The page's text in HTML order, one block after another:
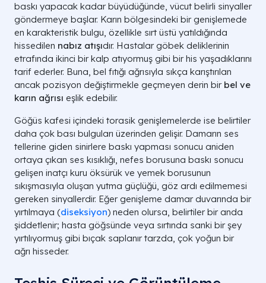
baskı yapacak kadar büyüdüğünde, vücut belirli sinyaller
göndermeye başlar. Karın bölgesindeki bir genişlemede
en karakteristik bulgu, özellikle sırt üstü yatıldığında
hissedilen nabız atışıdır. Hastalar göbek deliklerinin
etrafında ikinci bir kalp atıyormuş gibi bir his yaşadıklarını
tarif ederler. Buna, bel fıtığı ağrısıyla sıkça karıştırılan
ancak pozisyon değiştirmekle geçmeyen derin bir bel ve
karın ağrısı eşlik edebilir.
Göğüs kafesi içindeki torasik genişlemelerde ise belirtiler
daha çok bası bulguları üzerinden gelişir. Damarın ses
tellerine giden sinirlere baskı yapması sonucu aniden
ortaya çıkan ses kısıklığı, nefes borusuna baskı sonucu
gelişen inatçı kuru öksürük ve yemek borusunun
sıkışmasıyla oluşan yutma güçlüğü, göz ardı edilmemesi
gereken sinyallerdir. Eğer genişleme damar duvarında bir
yırtılmaya (diseksiyon) neden olursa, belirtiler bir anda
şiddetlenir; hasta göğsünde veya sırtında sanki bir şey
yırtılıyormuş gibi bıçak saplanır tarzda, çok yoğun bir
ağrı hisseder.